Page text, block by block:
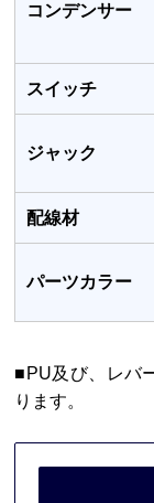
コンデンサー
スイッチ
ジャック
配線材
パーツカラー
■PU及び、レバ
ります。